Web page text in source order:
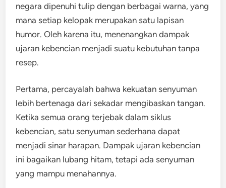
negara dipenuhi tulip dengan berbagai warna, yang
mana setiap kelopak merupakan satu lapisan
humor. Oleh karena itu, menenangkan dampak
ujaran kebencian menjadi suatu kebutuhan tanpa
resep.
Pertama, percayalah bahwa kekuatan senyuman
lebih bertenaga dari sekadar mengibaskan tangan.
Ketika semua orang terjebak dalam siklus
kebencian, satu senyuman sederhana dapat
menjadi sinar harapan. Dampak ujaran kebencian
ini bagaikan lubang hitam, tetapi ada senyuman
yang mampu menahannya.